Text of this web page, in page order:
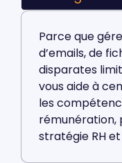
Parce que
d’emails, de
disparates
vous aide à
les
rémunération,
stratégie RH